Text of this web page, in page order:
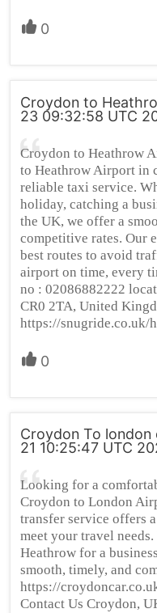
0
Croydon to
23 09:32:58 UTC
Croydon to Heathrow
to Heathrow Airport in
reliable taxi service.
holiday, catching a
the UK, we offer a
competitive rates. Our
best routes to avoid
airport on time, every
no : 02086882222
CR0 2TA, United
https://snugride.co.uk/
0
Croydon To
21 10:25:47 UTC
Looking for a
Croydon to London
transfer service offers
meet your travel
Heathrow for a
smooth, timely, and
https://
Contact Us Croydon,